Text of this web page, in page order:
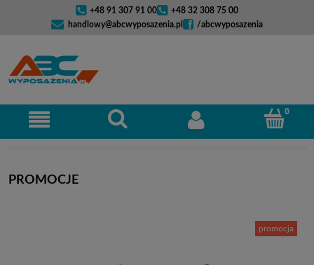
+48 91 307 91 00
+48 32 308 75 00
handlowy@abcwyposazenia.pl
/abcwyposazenia
PROMOCJE
promocja